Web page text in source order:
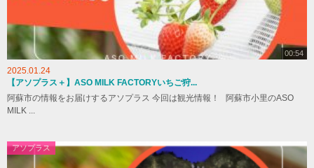
00:54
2025.01.24
【アソプラス＋】ASO MILK FACTORYいちご狩...
阿蘇市の情報をお届けするアソプラス 今回は観光情報！ 阿蘇市小里のASO
MILK ...
アソプラス